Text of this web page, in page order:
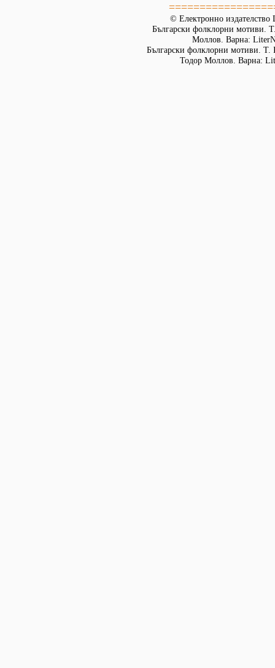
© Електронно издателство
Български фолклорни мотиви.
Моллов. Варна:
Български фолклорни мотиви.
Тодор Моллов. Варна: